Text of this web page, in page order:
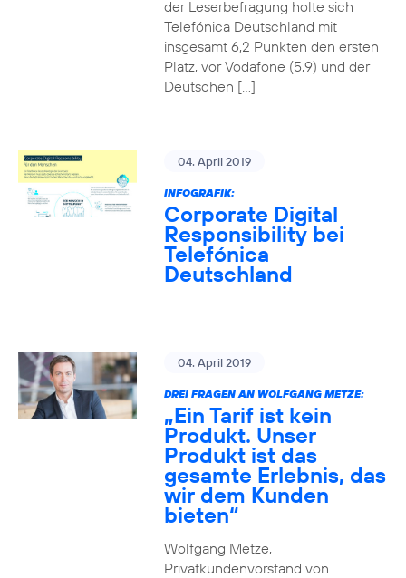
der Leserbefragung holte sich
Telefónica Deutschland mit
insgesamt 6,2 Punkten den ersten
Platz, vor Vodafone (5,9) und der
Deutschen […]
04. April 2019
INFOGRAFIK:
Corporate Digital
Responsibility bei
Telefónica
Deutschland
04. April 2019
DREI FRAGEN AN WOLFGANG METZE:
„Ein Tarif ist kein
Produkt. Unser
Produkt ist das
gesamte Erlebnis, das
wir dem Kunden
bieten“
Wolfgang Metze,
Privatkundenvorstand von